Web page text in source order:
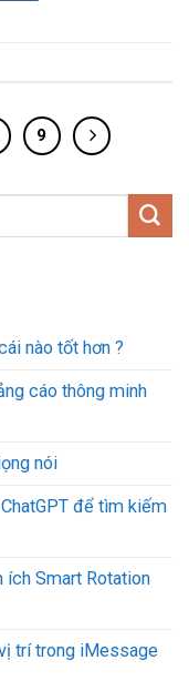
9
nào tốt hơn ?
cáo thông minh
nói
để tìm kiếm
ích Smart Rotation
trí trong iMessage